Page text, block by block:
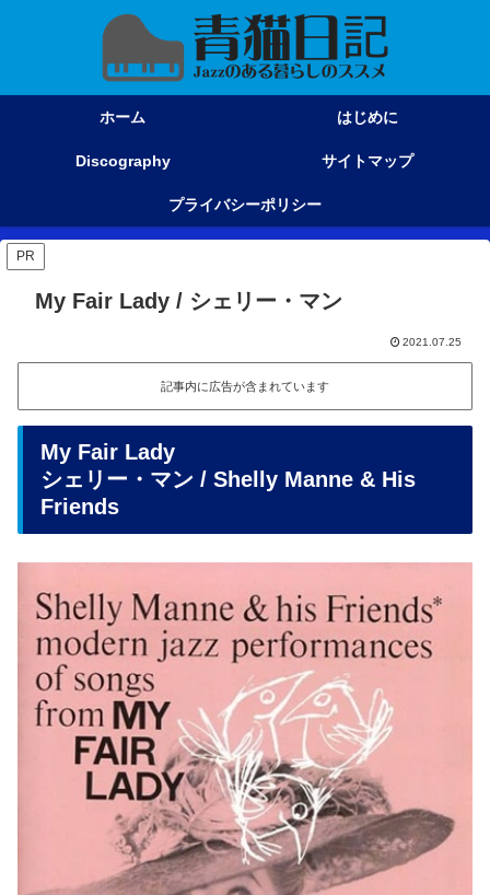
ホーム はじめに
Discography サイトマップ
プライバシーポリシー
PR
My Fair Lady / シェリー・マン
2021.07.25
記事内に広告が含まれています
My Fair Lady
シェリー・マン / Shelly Manne & His
Friends